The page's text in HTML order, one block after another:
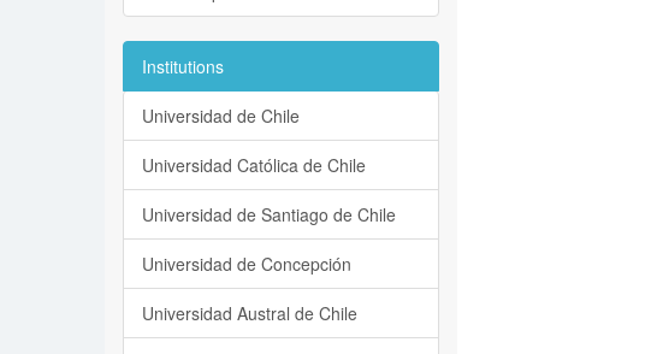
Institutions
Universidad de Chile
Universidad Católica de Chile
Universidad de Santiago de Chile
Universidad de Concepción
Universidad Austral de Chile